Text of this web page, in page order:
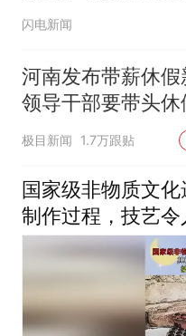
闪电新闻
河南发布带薪休假
领导干部要带头休
动全员应休尽休
足；鼓励3-7天弹
假，构建“周五半
+年假”短途度假模
极目新闻 1.7万跟贴
国家级非物质文
制作过程，技艺令